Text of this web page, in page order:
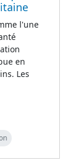
l'une
en
Les